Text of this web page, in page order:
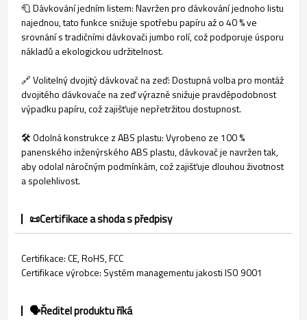
🧻 Dávkování jedním listem: Navržen pro dávkování jednoho listu
najednou, tato funkce snižuje spotřebu papíru až o 40 % ve
srovnání s tradičními dávkovači jumbo rolí, což podporuje úsporu
nákladů a ekologickou udržitelnost.
🔗 Volitelný dvojitý dávkovač na zeď: Dostupná volba pro montáž
dvojitého dávkovače na zeď výrazně snižuje pravděpodobnost
výpadku papíru, což zajišťuje nepřetržitou dostupnost.
🛠️ Odolná konstrukce z ABS plastu: Vyrobeno ze 100 %
panenského inženýrského ABS plastu, dávkovač je navržen tak,
aby odolal náročným podmínkám, což zajišťuje dlouhou životnost
a spolehlivost.
📜Certifikace a shoda s předpisy
Certifikace: CE, RoHS, FCC
Certifikace výrobce: Systém managementu jakosti ISO 9001
🗣️Ředitel produktu říká